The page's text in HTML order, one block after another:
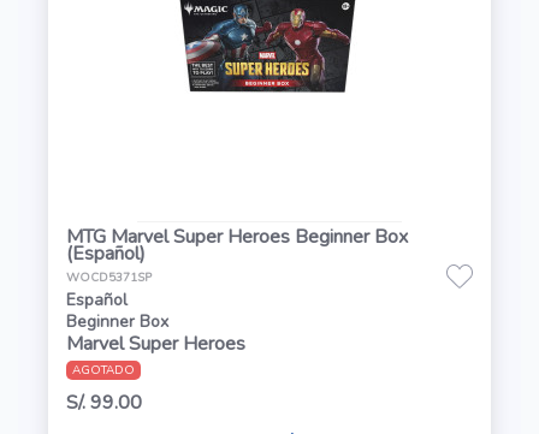
MTG Marvel Super Heroes Beginner Box
(Español)
WOCD5371SP
Español
Beginner Box
Marvel Super Heroes
AGOTADO
S/. 99.00